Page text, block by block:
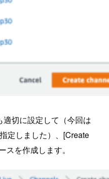
切に設定して（今回は
定しました）、[Create
を作成します。